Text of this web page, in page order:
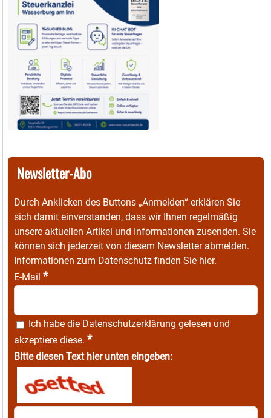
Newsletter-Abo
Durch Anklicken des Buttons „Anmelden“ erklären Sie
sich damit einverstanden, dass wir Ihnen regelmäßig
unsere aktuellen Artikel und Informationen zusenden. Sie
können sich jederzeit von diesem Newsletter abmelden.
Informationen zum Datenschutz finden Sie hier.
E-Mail *
Ich habe die Datenschutzerklärung gelesen und
akzeptiere diese. *
Bitte diesen Text hier unten eingeben: